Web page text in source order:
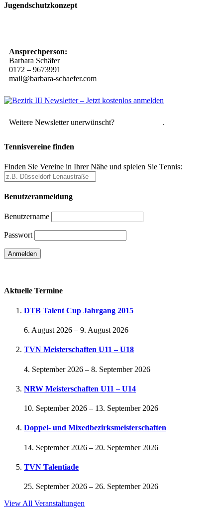
Jugendschutzkonzept
Ansprechperson:
Barbara Schäfer
0172 – 9673991
mail@barbara-schaefer.com
Weitere Newsletter unerwünscht? .
Tennisvereine finden
Finden Sie Vereine in Ihrer Nähe und spielen Sie Tennis:
Benutzeranmeldung
Benutzername
Passwort
Aktuelle Termine
DTB Talent Cup Jahrgang 2015
6. August 2026 – 9. August 2026
TVN Meisterschaften U11 – U18
4. September 2026 – 8. September 2026
NRW Meisterschaften U11 – U14
10. September 2026 – 13. September 2026
Doppel- und Mixedbezirksmeisterschaften
14. September 2026 – 20. September 2026
TVN Talentiade
25. September 2026 – 26. September 2026
View All Veranstaltungen